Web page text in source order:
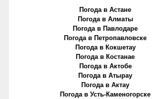
Погода в Астане
Погода в Алматы
Погода в Павлодаре
Погода в Петропавловске
Погода в Кокшетау
Погода в Костанае
Погода в Актобе
Погода в Атырау
Погода в Актау
Погода в Усть-Каменогорске